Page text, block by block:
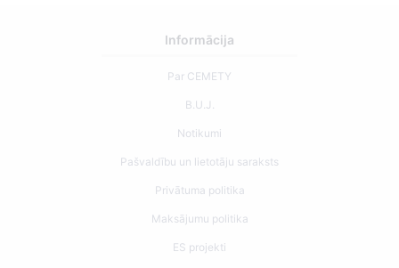
Informācija
Par CEMETY
B.U.J.
Notikumi
Pašvaldību un lietotāju saraksts
Privātuma politika
Maksājumu politika
ES projekti